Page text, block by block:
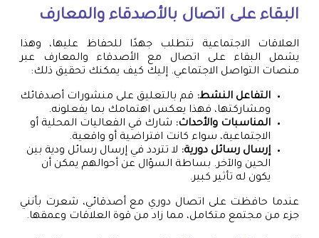
البقاء على اتصال بالأصدقاء والمعارف
العلاقات الاجتماعية تتطلب جهدًا للحفاظ عليها، وهذا
يشمل البقاء على اتصال مع الأصدقاء والمعارف عبر
منصات التواصل الاجتماعي. إليك كيف يمكنك تحقيق ذلك:
التفاعل النشط: قم بالتعليق على منشورات أصدقائك
ومشاركتها، فهذا يعكس اهتمامك بما يفعلونه.
المناسبات والأحداث: شارك في الفعاليات المحلية أو
الاجتماعية، سواء كانت افتراضية أو واقعية.
إرسال رسائل دورية: لا تتردد في إرسال رسائل ودية بين
الحين والآخر. بساطة السؤال عن أحوالهم يمكن أن
يكون له تأثير كبير.
عندما حافظت على اتصال دوري مع أصدقائي، شعرت بأنني
جزء من مجتمع متكامل، مما زاد من قوة العلاقات وعمقها.